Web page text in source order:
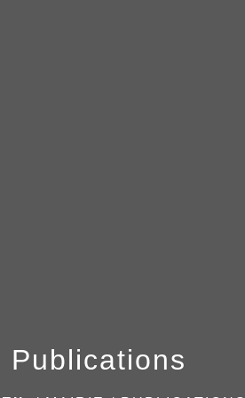
Publications